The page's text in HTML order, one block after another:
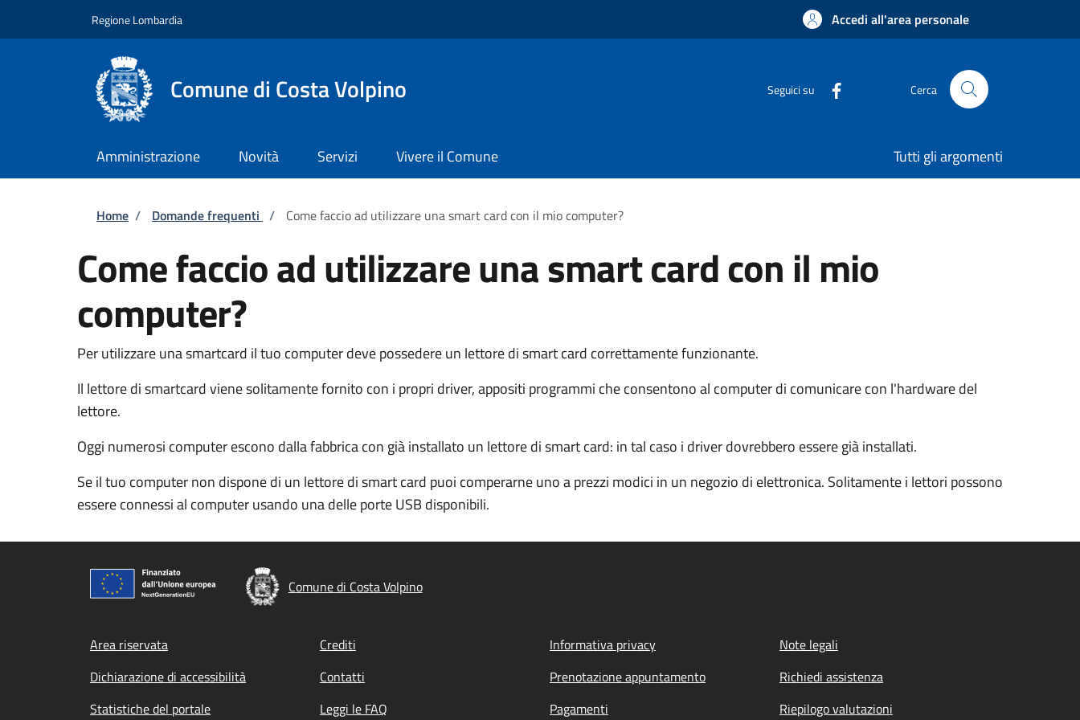
Regione Lombardia Accedi all'area personale
Comune di Costa Volpino Seguici su Cerca
Amministrazione Novità Servizi Vivere il Comune Tutti gli argomenti
Briciole di pane
Home / Domande frequenti / Come faccio ad utilizzare una smart card con il mio computer?
Come faccio ad utilizzare una smart card con il mio
computer?
Per utilizzare una smartcard il tuo computer deve possedere un lettore di smart card correttamente funzionante.
Il lettore di smartcard viene solitamente fornito con i propri driver, appositi programmi che consentono al computer di comunicare con l'hardware del
lettore.
Oggi numerosi computer escono dalla fabbrica con già installato un lettore di smart card: in tal caso i driver dovrebbero essere già installati.
Se il tuo computer non dispone di un lettore di smart card puoi comperarne uno a prezzi modici in un negozio di elettronica. Solitamente i lettori possono
essere connessi al computer usando una delle porte USB disponibili.
Comune di Costa Volpino
Footer menu
Area riservata Crediti Informativa privacy
Note legali
Dichiarazione di accessibilità
Contatti Prenotazione appuntamento
Richiedi assistenza
Statistiche del portale
Leggi le FAQ Pagamenti Riepilogo valutazioni